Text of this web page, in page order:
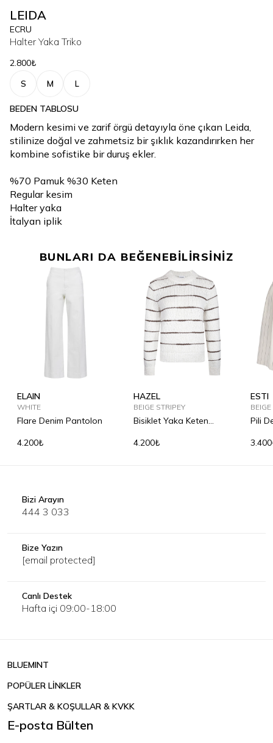
LEIDA
ECRU
Halter Yaka Triko
2.800₺
S M L
BEDEN TABLOSU
Modern kesimi ve zarif örgü detayıyla öne çıkan Leida,
stilinize doğal ve zahmetsiz bir şıklık kazandırırken her
kombine sofistike bir duruş ekler.
%70 Pamuk %30 Keten
Regular kesim
Halter yaka
İtalyan iplik
BUNLARI DA BEĞENEBİLİRSİNİZ
ELAIN
WHITE
Flare Denim Pantolon
4.200₺
HAZEL
BEIGE STRIPEY
Bisiklet Yaka Keten
4.200₺
ESTI
Pili
Bizi Arayın
444 3 033
Bize Yazın
[email protected]
Canlı Destek
Hafta içi 09:00-18:00
BLUEMINT
POPÜLER LİNKLER
ŞARTLAR & KOŞULLAR & KVKK
E-posta Bülten